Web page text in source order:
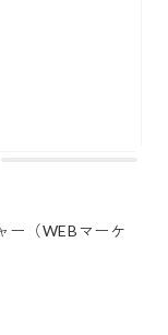
ー（WEBマーケ